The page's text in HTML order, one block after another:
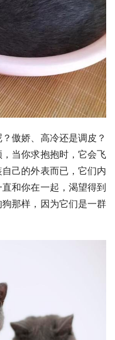
傲娇、高冷还是调皮？
当你求抱抱时，它会飞
己的外表而已，它们内
和你在一起，渴望得到
那样，因为它们是一群